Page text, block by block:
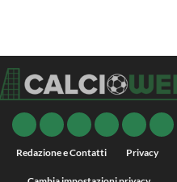
Redazione e Contatti Privacy